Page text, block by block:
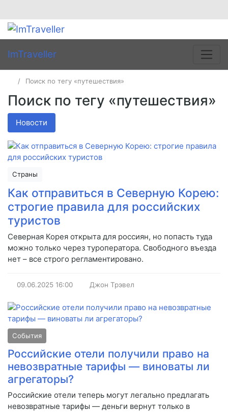
ImTraveller
Поиск по тегу «путешествия»
Поиск по тегу «путешествия»
Новости
Страны
Как отправиться в Северную Корею:
строгие правила для российских
туристов
Северная Корея открыта для россиян, но попасть туда
можно только через туроператора. Свободного въезда
нет – все строго регламентировано.
09.06.2025 16:00 Джон Трэвел
События
Российские отели получили право на
невозвратные тарифы — виноваты ли
агрегаторы?
Российские отели теперь могут легально предлагать
невозвратные тарифы — деньги вернут только в